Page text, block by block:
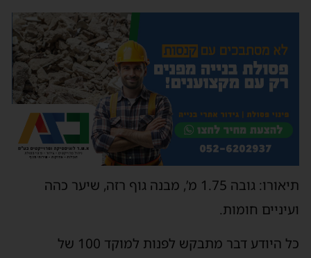
תיאורו: גובה 1.75 מ’, מבנה גוף רזה, שיער כהה
חומות.
כל היודע דבר מתבקש לפנות למוקד 100 של